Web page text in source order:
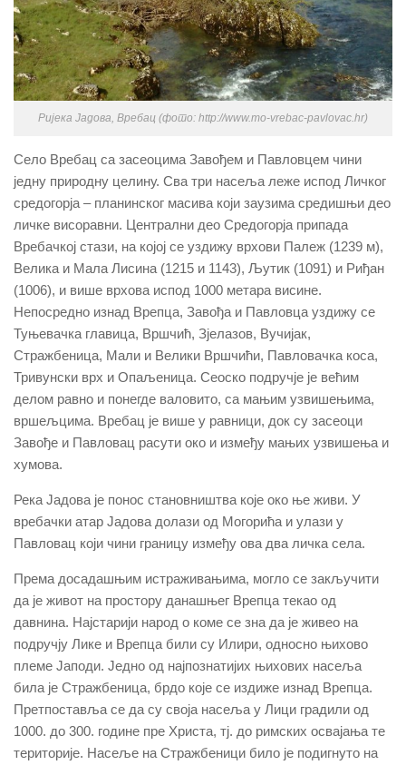
Ријека Јадова, Вребац (фото: http://www.mo-vrebac-pavlovac.hr)
Село Вребац са засеоцима Завођем и Павловцем чини
једну природну целину. Сва три насеља леже испод Личког
средогорја – планинског масива који заузима средишњи део
личке висоравни. Централни део Средогорја припада
Вребачкој стази, на којој се уздижу врхови Палеж (1239 м),
Велика и Мала Лисина (1215 и 1143), Љутик (1091) и Риђан
(1006), и више врхова испод 1000 метара висине.
Непосредно изнад Врепца, Завођа и Павловца уздижу се
Туњевачка главица, Вршчић, Зјелазов, Вучијак,
Стражбеница, Мали и Велики Вршчићи, Павловачка коса,
Тривунски врх и Опаљеница. Сеоско подручје је већим
делом равно и понегде валовито, са мањим узвишењима,
вршељцима. Вребац је више у равници, док су засеоци
Завође и Павловац расути око и између мањих узвишења и
хумова.
Река Јадова је понос становништва које око ње живи. У
вребачки атар Јадова долази од Могорића и улази у
Павловац који чини границу између ова два личка села.
Према досадашњим истраживањима, могло се закључити
да је живот на простору данашњег Врепца текао од
давнина. Најстарији народ о коме се зна да је живео на
подручју Лике и Врепца били су Илири, односно њихово
племе Јаподи. Једно од најпознатијих њихових насеља
била је Стражбеница, брдо које се издиже изнад Врепца.
Претпоставља се да су своја насеља у Лици градили од
1000. до 300. године пре Христа, тј. до римских освајања те
територије. Насеље на Стражбеници било је подигнуто на